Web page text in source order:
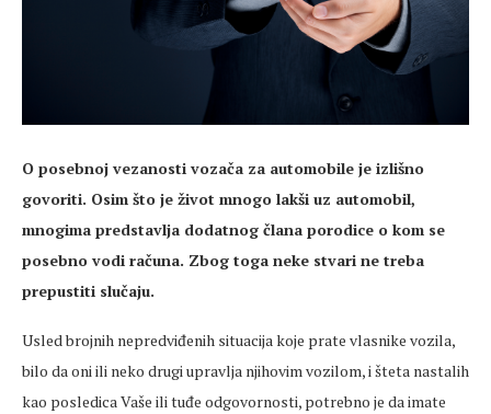
O posebnoj vezanosti vozača za automobile je izlišno
govoriti. Osim što je život mnogo lakši uz automobil,
mnogima predstavlja dodatnog člana porodice o kom se
posebno vodi računa. Zbog toga neke stvari ne treba
prepustiti slučaju.
Usled brojnih nepredviđenih situacija koje prate vlasnike vozila,
bilo da oni ili neko drugi upravlja njihovim vozilom, i šteta nastalih
kao posledica Vaše ili tuđe odgovornosti, potrebno je da imate